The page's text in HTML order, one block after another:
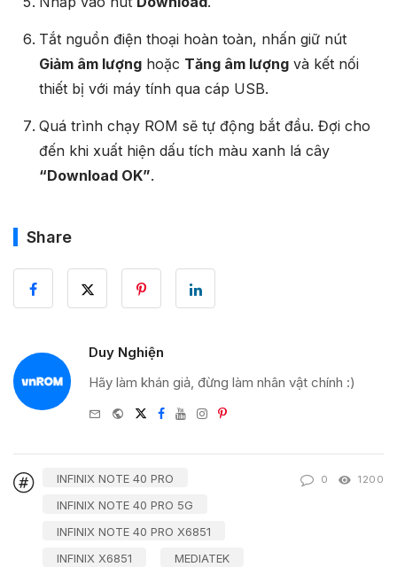
Tắt nguồn điện thoại hoàn toàn, nhấn giữ nút
Giảm âm lượnghoặc Tăng âm lượngvà kết nối
thiết bị với máy tính qua cáp USB.
Quá trình chạy ROM sẽ tự động bắt đầu. Đợi cho
đến khi xuất hiện dấu tích màu xanh lá cây
“Download OK”.
Share
Duy Nghiện
Hãy làm khán giả, đừng làm nhân vật chính :)
e-
WebsiteTwitter
Facebook
YoutubeInstagram
Pinterest
INFINIX NOTE 40 PRO
INFINIX NOTE 40 PRO 5G
INFINIX NOTE 40 PRO X6851
INFINIX X6851
MEDIATEK
0 1200